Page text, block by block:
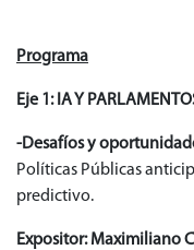
Programa
Eje 1: IA Y
-Desafíos y
Políticas Públicas
predictivo.
Expositor: Maximiliano